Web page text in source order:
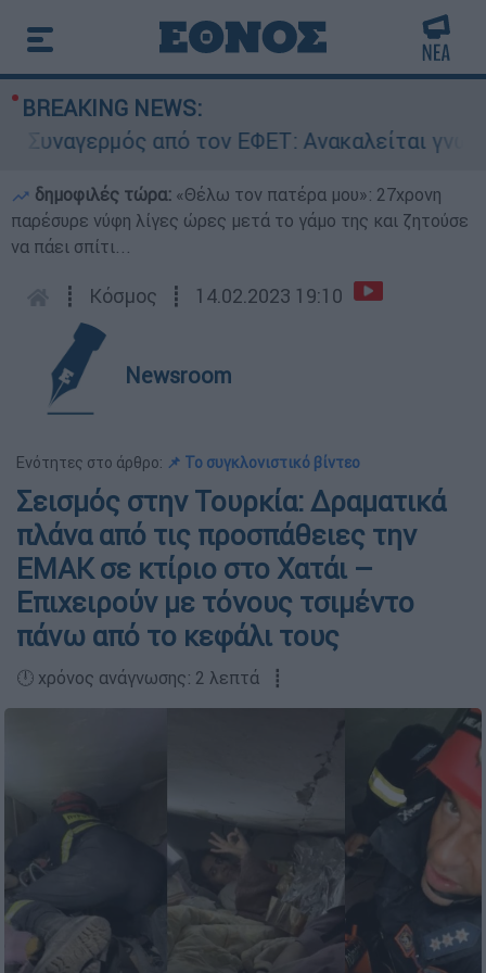
BREAKING NEWS:
από τον ΕΦΕΤ: Ανακαλείται γνωστή
δημοφιλές τώρα: «Θέλω τον πατέρα μου»: 27χρονη
παρέσυρε νύφη λίγες ώρες μετά το γάμο της και ζητούσε
να πάει σπίτι...
┋ Κόσμος ┋ 14.02.2023 19:10
Newsroom
Ενότητες στο άρθρο: 📌 Το συγκλονιστικό βίντεο
Σεισμός στην Τουρκία: Δραματικά
πλάνα από τις προσπάθειες την
ΕΜΑΚ σε κτίριο στο Χατάι –
Επιχειρούν με τόνους τσιμέντο
πάνω από το κεφάλι τους
🕛 χρόνος ανάγνωσης: 2 λεπτά ┋